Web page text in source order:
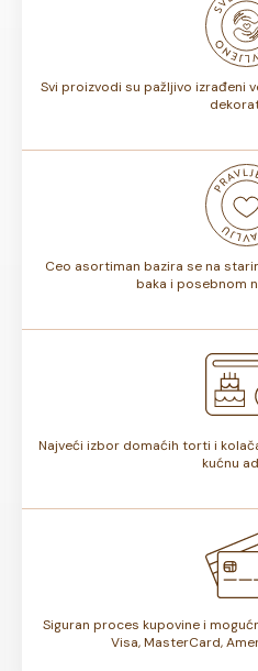
biti od 7 do 10 dana. Rok
Svi proizvodi su pažljivo izrađeni
Ceo asortiman bazira se na
baka i posebnom
Najveći izbor domaćih torti i
kućnu
Siguran proces kupovine i
Visa, MasterCard,